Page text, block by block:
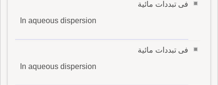
فى تبددات مائية
In aqueous dispersion
فى تبددات مائية
In aqueous dispersion